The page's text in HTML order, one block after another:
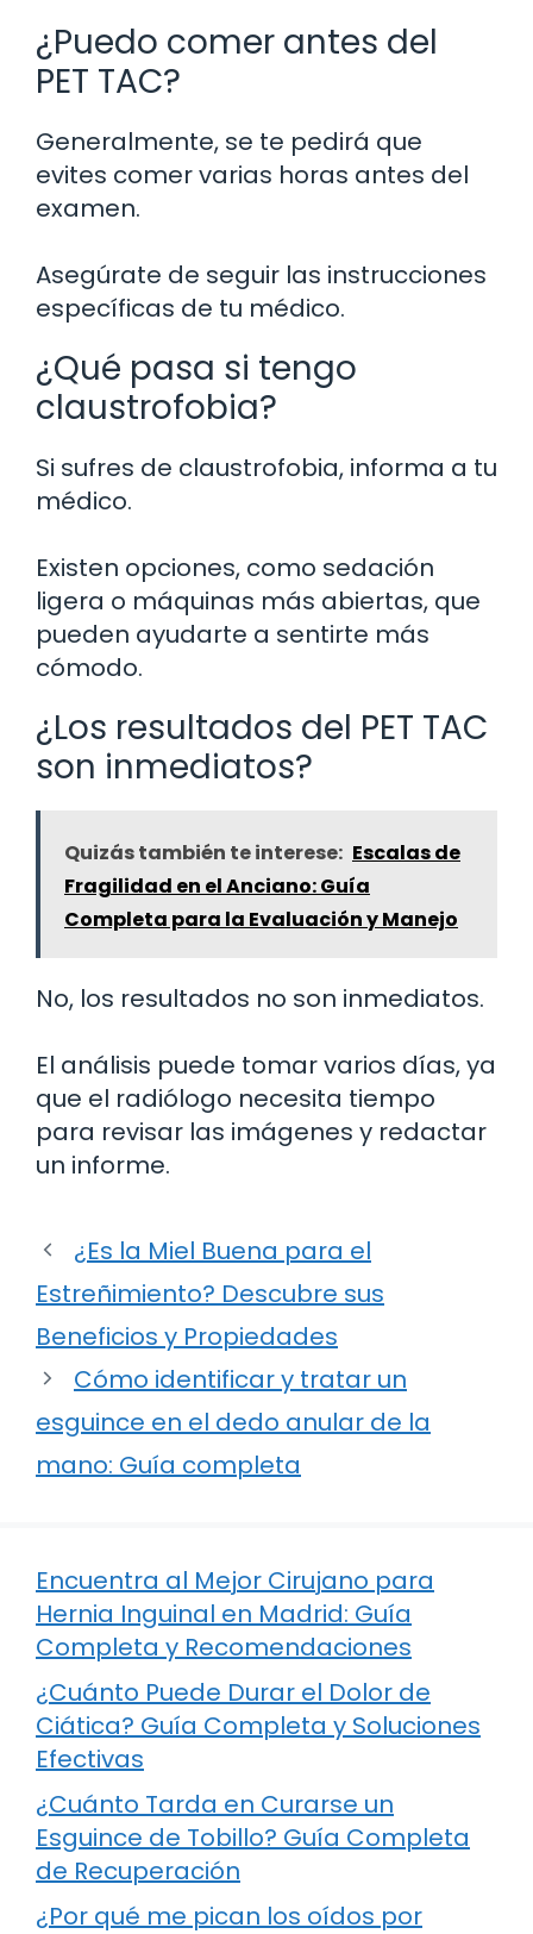
¿Puedo comer antes del
PET TAC?
Generalmente, se te pedirá que
evites comer varias horas antes del
examen.
Asegúrate de seguir las instrucciones
específicas de tu médico.
¿Qué pasa si tengo
claustrofobia?
Si sufres de claustrofobia, informa a tu
médico.
Existen opciones, como sedación
ligera o máquinas más abiertas, que
pueden ayudarte a sentirte más
cómodo.
¿Los resultados del PET TAC
son inmediatos?
Quizás también te interese: Escalas de
Fragilidad en el Anciano: Guía
Completa para la Evaluación y Manejo
No, los resultados no son inmediatos.
El análisis puede tomar varios días, ya
que el radiólogo necesita tiempo
para revisar las imágenes y redactar
un informe.
¿Es la Miel Buena para el
Estreñimiento? Descubre sus
Beneficios y Propiedades
Cómo identificar y tratar un
esguince en el dedo anular de la
mano: Guía completa
Encuentra al Mejor Cirujano para
Hernia Inguinal en Madrid: Guía
Completa y Recomendaciones
¿Cuánto Puede Durar el Dolor de
Ciática? Guía Completa y Soluciones
Efectivas
¿Cuánto Tarda en Curarse un
Esguince de Tobillo? Guía Completa
de Recuperación
¿Por qué me pican los oídos por